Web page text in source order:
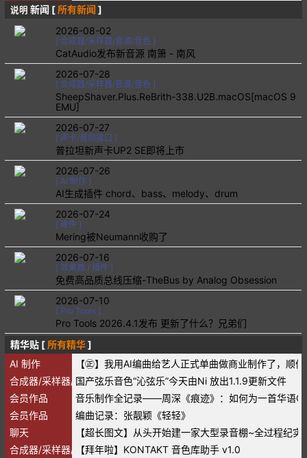
说明 新闻 [ 所有新闻 ]
2026-08-02
[ 合成器/采样器/音源/音色 ]
CatAudio发布新音源 南箫 - 南风
2026-07-28
[ 合成器/采样器/音源/音色 ]
SheepShaver.Plus.ReBrith-338.U2B.macOS[macOS 9
EMU]
2026-07-27
[ 声卡/音频接口 ]
普拉坦新声卡UP2 SE即将上市
2026-07-26
[ AI 制作 ]
AI生成插件 chord、bass、melody、drum
2026-07-24
[硬件 ]
Mering被Neumann收购了
2026-07-16
[ 效果器 / 插件 ]
免费高品质总线压缩-TheBus by Analog Obsession
2026-07-10
[ Pro Tools ]
Pro Tools 2026.4.1发布 更新了什么？兄弟们
精华贴 [ 所有精华]
AI 制作
【㊣】我用AI编曲给艺人正式单曲做商业制作了，顺
合成器/采样器/音源/音色国产弦乐音色“沁弦乐”今天由Ni 放出1.1.9更新文件
会员作品
音乐制作全记录——周深《痕迹》：如何为一首华语
会员作品
编曲记录：张靓颖《轻轻》
聊天
【超长图文】从头开始建一家大型录音棚~全过程纪实
合成器/采样器/音源/音色【拜年啦】KONTAKT 音色库助手 v1.0